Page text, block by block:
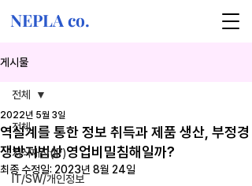
NEPLA co.
게시물
전체
지식재산(IP)
IT/SW/개인정보
전체
역설계를 통한 정보 취득과 제품 생산, 부정경
쟁방지법상 영업비밀침해일까?
2022년 5월 3일
최종 수정일: 2023년 8월 24일